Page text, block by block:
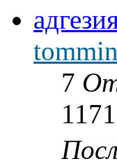
7